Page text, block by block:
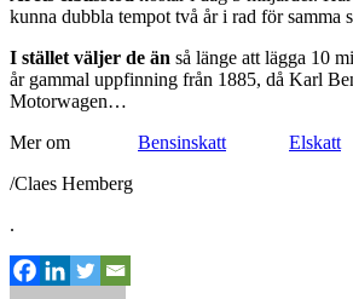
kunna dubbla tempot två år i rad för samma
I stället väljer de än så länge att lägga 10
år gammal uppfinning från 1885, då Karl
Motorwagen…
Mer om Bensinskatt Elskatt
/Claes Hemberg
.